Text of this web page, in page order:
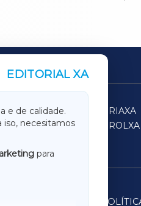
EDITORIAL XA
e de calidade.
iso, necesitamos
para
SARRIAXA
FERROLXA